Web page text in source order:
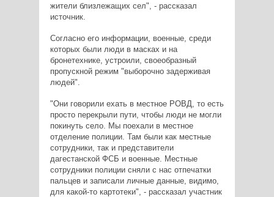
жители близлежащих сел", - рассказал
источник.
Согласно его информации, военные, среди
которых были люди в масках и на
бронетехнике, устроили, своеобразный
пропускной режим "выборочно задерживая
людей".
"Они говорили ехать в местное РОВД, то есть
просто перекрыли пути, чтобы люди не могли
покинуть село. Мы поехали в местное
отделение полиции. Там были как местные
сотрудники, так и представители
дагестанской ФСБ и военные. Местные
сотрудники полиции сняли с нас отпечатки
пальцев и записали личные данные, видимо,
для какой-то картотеки", - рассказал участник